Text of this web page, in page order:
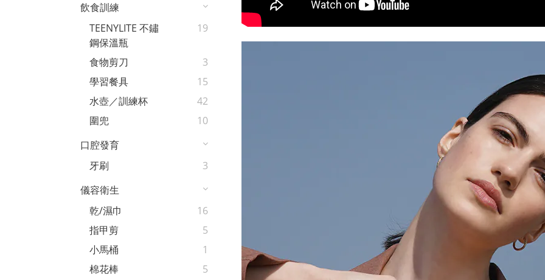
飲食訓練
TEENYLITE 不鏽
鋼保溫瓶
19
食物剪刀
3
學習餐具
15
水壺／訓練杯
42
圍兜
10
口腔發育
牙刷
3
儀容衛生
乾/濕巾
16
指甲剪
5
小馬桶
1
棉花棒
5